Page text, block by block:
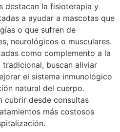
destacan la fisioterapia y
a ayudar a mascotas que
o que sufren de
neurológicos o musculares.
como complemento a la
buscan aliviar
el sistema inmunológico
natural del cuerpo.
cubrir desde consultas
más costosos